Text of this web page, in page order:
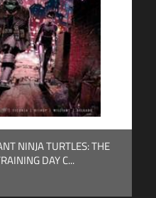
NINJA TURTLES: THE
DAY C...